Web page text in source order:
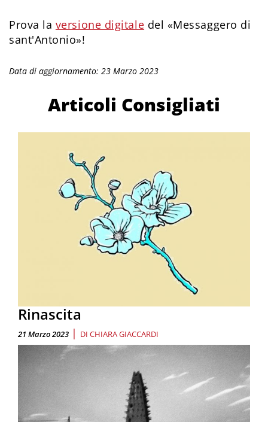
Prova la versione digitale del «Messaggero di
sant'Antonio»!
Data di aggiornamento: 23 Marzo 2023
Articoli Consigliati
Rinascita
21 Marzo 2023 | DI CHIARA GIACCARDI